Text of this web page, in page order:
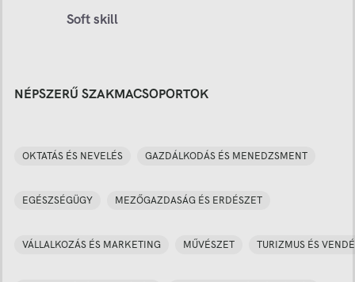
Soft skill
NÉPSZERŰ SZAKMACSOPORTOK
OKTATÁS ÉS NEVELÉS GAZDÁLKODÁS ÉS MENEDZSMENT
EGÉSZSÉGÜGY MEZŐGAZDASÁG ÉS ERDÉSZET
VÁLLALKOZÁS ÉS MARKETING MŰVÉSZET TURIZMUS ÉS